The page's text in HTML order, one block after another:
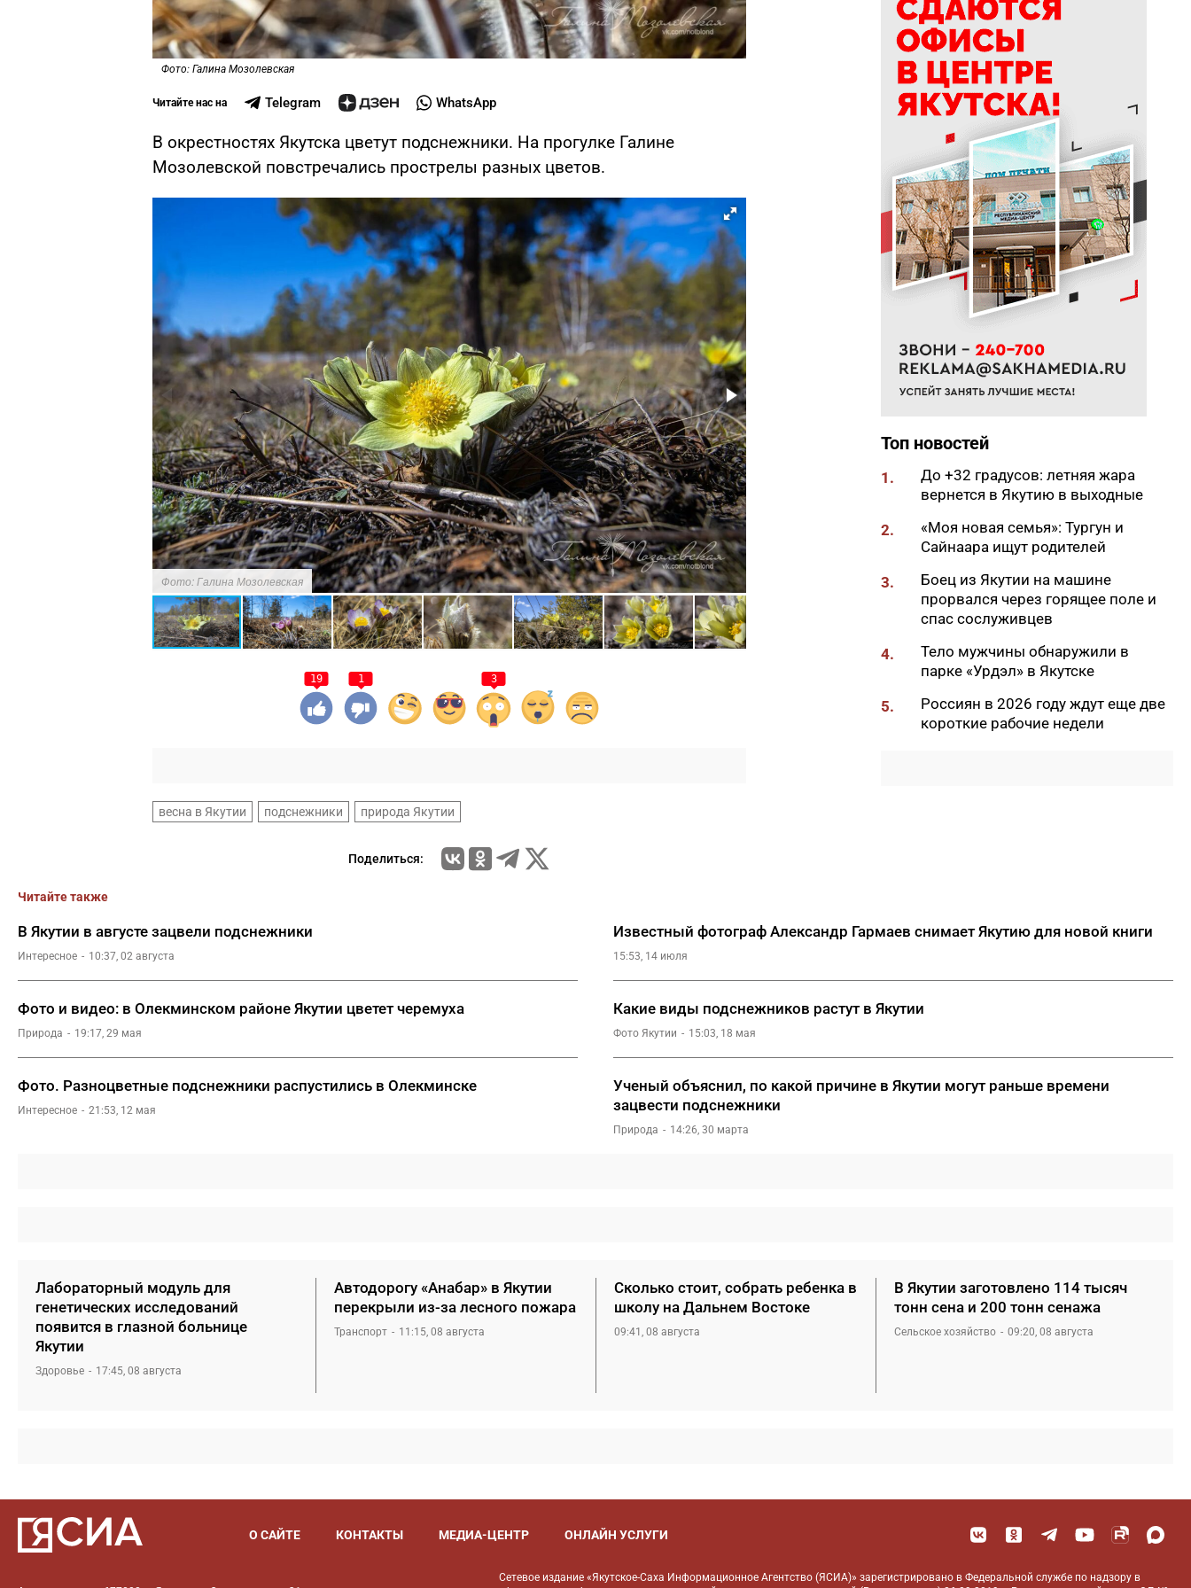
Фото: Галина Мозолевская
Читайте нас на Telegram WhatsApp
В окрестностях Якутска цветут подснежники. На прогулке Галине
Мозолевской повстречались прострелы разных цветов.
Фото: Галина Мозолевская Фото: Галина Мозолевская
19 1 3
весна в Якутии подснежники природа Якутии
Поделиться:
15:39
Приметы на 9 августа 2026
года: как провести день
Пантелеймона
15:29
К Земле приближается
потенциально опасный
астероид
14:41
В трех районах Якутии
прогнозируют сильные дожди
13:32
В Якутии за сутки потушили
десять лесных пожаров
12:52
Гороскоп на неделю с 10 по 16
августа 2026 года
якутян с Всероссийским днем
физкультурника
11:50
Образование сквозь года: как
полпути
11:35
Российские школьники будут
учиться по новой программе
11:15
Автодорогу «Анабар» в Якутии
перекрыли из-за лесного
пожара
10:56
Новая платформа ЕР поможет
ветеранам СВО найти работу
10:22
В Усть-Майском районе
ликвидировали лесной пожар
на 13 гектарах
10:01
Якутяне рассказали, что
считают главным подарком в
Топ новостей
1.
До +32 градусов: летняя жара
вернется в Якутию в выходные
2.
«Моя новая семья»: Тургун и
Сайнаара ищут родителей
3.
Боец из Якутии на машине
прорвался через горящее поле и
спас сослуживцев
4.
Тело мужчины обнаружили в
парке «Урдэл» в Якутске
5.
Россиян в 2026 году ждут еще две
короткие рабочие недели
Читайте также
В Якутии в августе зацвели подснежники
Интересное 10:37, 02 августа
Известный фотограф Александр Гармаев снимает Якутию для новой книги
15:53, 14 июля
Фото и видео: в Олекминском районе Якутии цветет черемуха
Природа 19:17, 29 мая
Какие виды подснежников растут в Якутии
Фото Якутии 15:03, 18 мая
Фото. Разноцветные подснежники распустились в Олекминске
Интересное 21:53, 12 мая
Ученый объяснил, по какой причине в Якутии могут раньше времени
зацвести подснежники
Природа 14:26, 30 марта
Лабораторный модуль для
генетических исследований
появится в глазной больнице
Якутии
Здоровье 17:45, 08 августа
Автодорогу «Анабар» в Якутии
перекрыли из-за лесного пожара
Транспорт 11:15, 08 августа
Сколько стоит, собрать ребенка в
школу на Дальнем Востоке
09:41, 08 августа
В Якутии заготовлено 114 тысяч
тонн сена и 200 тонн сенажа
Сельское хозяйство 09:20, 08 августа
О САЙТЕ КОНТАКТЫ МЕДИА-ЦЕНТР ОНЛАЙН УСЛУГИ
Сетевое издание «Якутское-Саха Информационное Агентство (ЯСИА)» зарегистрировано в Федеральной службе по надзору в